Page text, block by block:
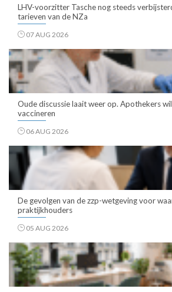
LHV-voorzitter Tasche nog steeds
tarieven van de NZa
07 AUG 2026
Oude discussie laait weer op. Apothekers
vaccineren
06 AUG 2026
De gevolgen van de zzp-wetgeving voor
praktijkhouders
05 AUG 2026